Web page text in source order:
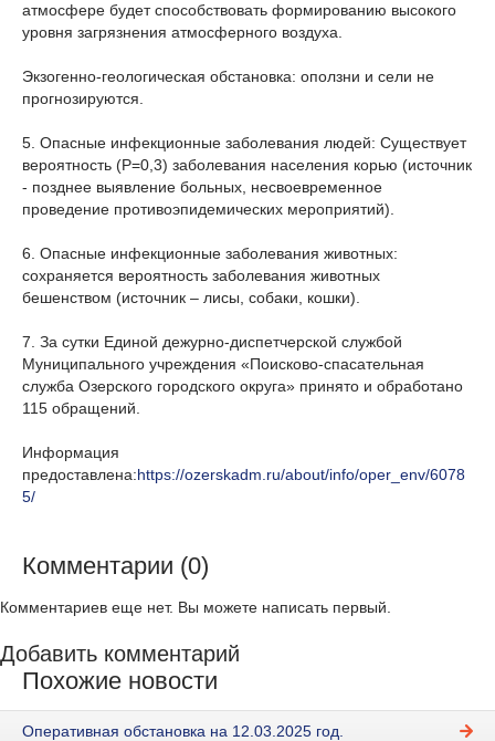
атмосфере будет способствовать формированию высокого
уровня загрязнения атмосферного воздуха.
Экзогенно-геологическая обстановка: оползни и сели не
прогнозируются.
5. Опасные инфекционные заболевания людей: Существует
вероятность (Р=0,3) заболевания населения корью (источник
- позднее выявление больных, несвоевременное
проведение противоэпидемических мероприятий).
6. Опасные инфекционные заболевания животных:
сохраняется вероятность заболевания животных
бешенством (источник – лисы, собаки, кошки).
7. За сутки Единой дежурно-диспетчерской службой
Муниципального учреждения «Поисково-спасательная
служба Озерского городского округа» принято и обработано
115 обращений.
Информация
предоставлена:https://ozerskadm.ru/about/info/oper_env/6078
5/
Комментарии (0)
Комментариев еще нет. Вы можете написать первый.
Добавить комментарий
Похожие новости
Оперативная обстановка на 12.03.2025 год.